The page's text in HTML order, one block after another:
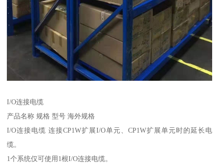
I/O连接电缆
产品名称 规格 型号 海外规格
I/O连接电缆 连接CP1W扩展I/O单元、CP1W扩展单元时的延长电
缆。
1个系统仅可使用1根I/O连接电缆。